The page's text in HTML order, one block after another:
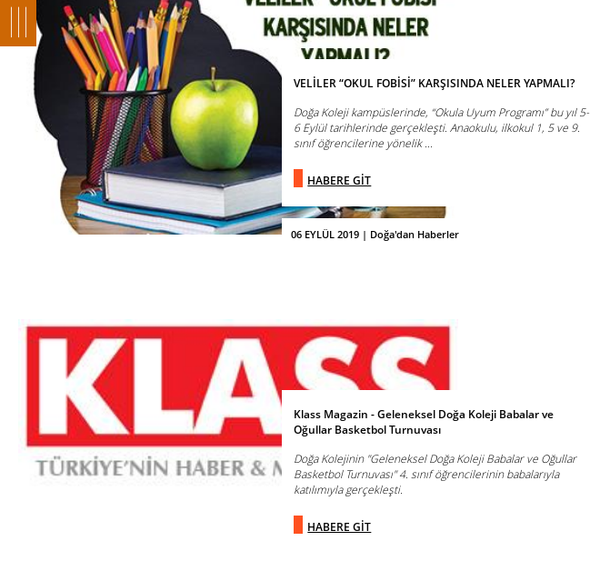
06 EYLÜL 2019 | Doğa'dan Haberler
VELİLER “OKUL FOBİSİ” KARŞISINDA NELER YAPMALI?
Doğa Koleji kampüslerinde, “Okula Uyum Programı” bu yıl 5-
6 Eylül tarihlerinde gerçekleşti. Anaokulu, ilkokul 1, 5 ve 9.
sınıf öğrencilerine yönelik ...
HABERE GİT
Klass Magazin - Geleneksel Doğa Koleji Babalar ve
Oğullar Basketbol Turnuvası
Doğa Kolejinin "Geleneksel Doğa Koleji Babalar ve Oğullar
Basketbol Turnuvası" 4. sınıf öğrencilerinin babalarıyla
katılımıyla gerçekleşti.
HABERE GİT